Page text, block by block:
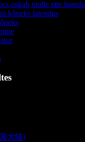
oskab mulle ette lugeda
kõneks laiendus
大陆)